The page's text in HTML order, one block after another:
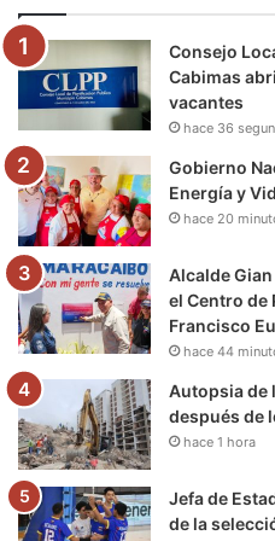
o
o
k
e
r
b
e
Consejo
Cabimas
vacantes
hace 36
Gobierno
Energía y
hace 20
Alcalde
el Centro
Francisco
hace 44
Autopsia de
después de
hace 1 hora
Jefa de
de la